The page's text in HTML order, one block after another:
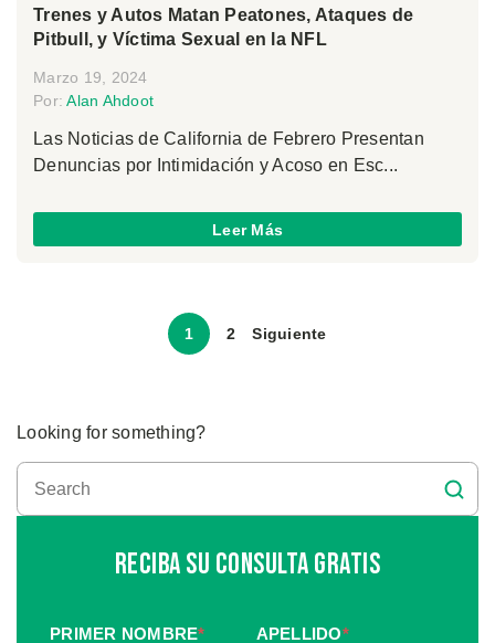
Trenes y Autos Matan Peatones, Ataques de
Pitbull, y Víctima Sexual en la NFL
Marzo 19, 2024
Por:Alan Ahdoot
Las Noticias de California de Febrero Presentan
Denuncias por Intimidación y Acoso en Esc...
Leer Más
1 2 Siguiente
Looking for something?
Reciba Su Consulta Gratis
PRIMER NOMBRE* APELLIDO*